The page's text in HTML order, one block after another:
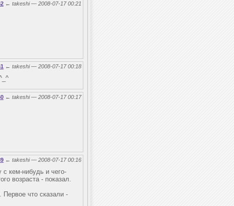
← takeshi — 2008-07-17 00:21
← takeshi — 2008-07-17 00:18
← takeshi — 2008-07-17 00:17
← takeshi — 2008-07-17 00:16
кем-нибудь и чего-
возраста - показал.
что сказали -